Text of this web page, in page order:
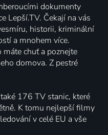
dokumenty
Lepší.TV. Čekají na vás
historii, kriminální
a mnohem více.
máte chuť a poznejte
domova. Z pestré
176 TV stanic, které
K tomu nejlepší filmy
v celé EU a vše